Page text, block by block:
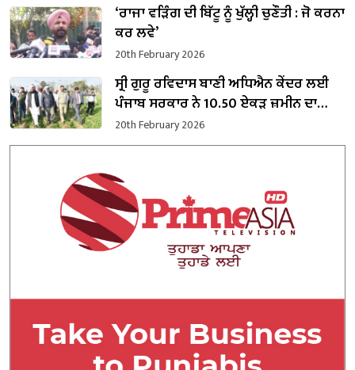
‘ਰਾਜਾ ਵੜਿੰਗ ਦੀ ਬਿੱਟੂ ਨੂੰ ਖੁੱਲ੍ਹੀ ਚੁਣੌਤੀ : ਜੋ ਕਰਨਾ
ਕਰ ਲਵੇ’
20th February 2026
ਸ੍ਰੀ ਗੁਰੂ ਰਵਿਦਾਸ ਬਾਣੀ ਅਧਿਐਨ ਕੇਂਦਰ ਲਈ
ਪੰਜਾਬ ਸਰਕਾਰ ਨੇ 10.50 ਏਕੜ ਜ਼ਮੀਨ ਦਾ
ਕਬਜ਼ਾ ਲਿਆ
20th February 2026